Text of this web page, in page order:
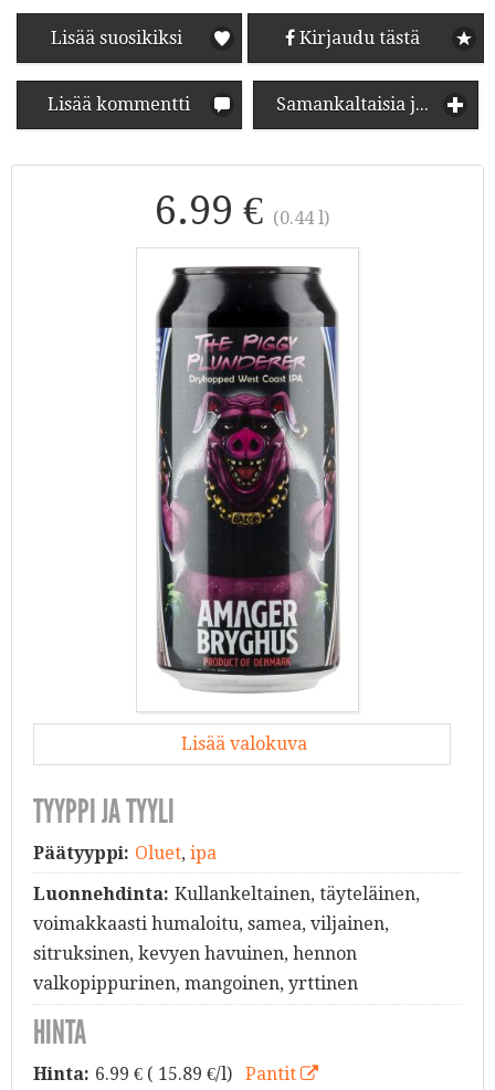
Lisää suosikiksi Kirjaudu tästä
Lisää kommentti Samankaltaisia juomia
6.99 € (0.44 l)
Lisää valokuva
TYYPPI JA TYYLI
Päätyyppi: Oluet, ipa
Luonnehdinta: Kullankeltainen, täyteläinen,
voimakkaasti humaloitu, samea, viljainen,
sitruksinen, kevyen havuinen, hennon
valkopippurinen, mangoinen, yrttinen
HINTA
Hinta: 6.99 € ( 15.89 €/l) Pantit